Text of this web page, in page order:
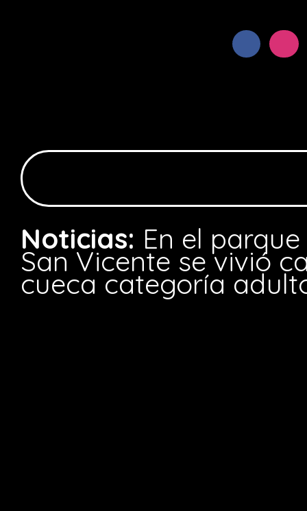
Noticias: En el
San Vicente se vivió
cueca categoría